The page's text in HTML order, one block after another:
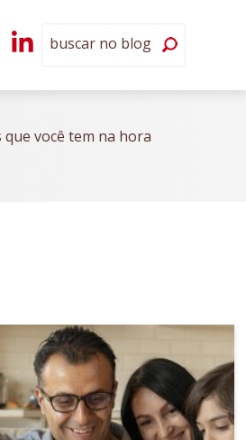
você tem na hora